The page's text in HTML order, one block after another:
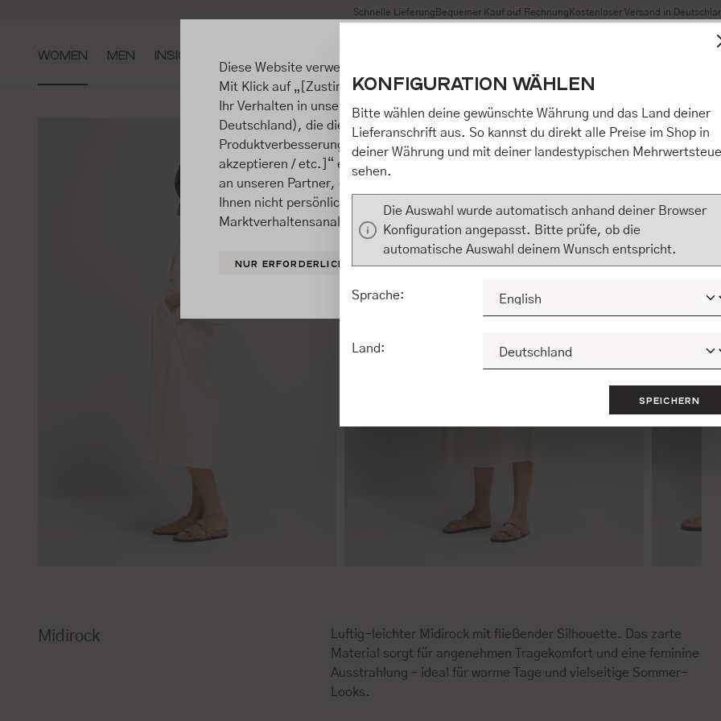
Zur Hauptnavigation springen Schnelle Lieferung Bequemer Kauf auf Rechnung Kostenloser Versand in
WOMEN MEN INSIGHTS
Midirock
Luftig-leichter Midirock mit fließender Silhouette. Das zarte
Material sorgt für angenehmen Tragekomfort und eine feminine
Ausstrahlung – ideal für warme Tage und vielseitige Sommer-
Looks.
Diese Website verwendet Cookies, um eine bestmögliche Erfahrung bieten zu können.
Mit Klick auf „[Zustimmen / Alles akzeptieren / etc.]“ erteilen Sie Ihre Einwilligung
Ihr Verhalten in unserem Shop an unseren Partner, die shopware AG (Ebbinghoff 10,
Deutschland), die diese Daten Ihnen nicht persönlich zuordnen kann, sie aber zu
Produktverbesserungen, Marktverhaltensanalysen) verarbeiten darf. Mit Klick auf
akzeptieren / etc.]“ erteilen Sie Ihre Einwilligung auch in die Weitergabe über Ihr
an unseren Partner, die shopware AG (Ebbinghoff 10, 48624 Schöppingen,
Ihnen nicht persönlich zuordnen kann, sie aber zu eigenen Zwecken (z.B.
Marktverhaltensanalysen) verarbeiten darf.
NUR ERFORDERLICHE KONFIGURIEREN ALLE COOKIES
KONFIGURATION WÄHLEN
Bitte wählen deine gewünschte Währung und das Land deiner
Lieferanschrift aus. So kannst du direkt alle Preise im Shop in
deiner Währung und mit deiner landestypischen
sehen.
Die Auswahl wurde automatisch anhand deiner Browser
Konfiguration angepasst. Bitte prüfe, ob die
automatische Auswahl deinem Wunsch entspricht.
Sprache:
Land:
SPEICHERN